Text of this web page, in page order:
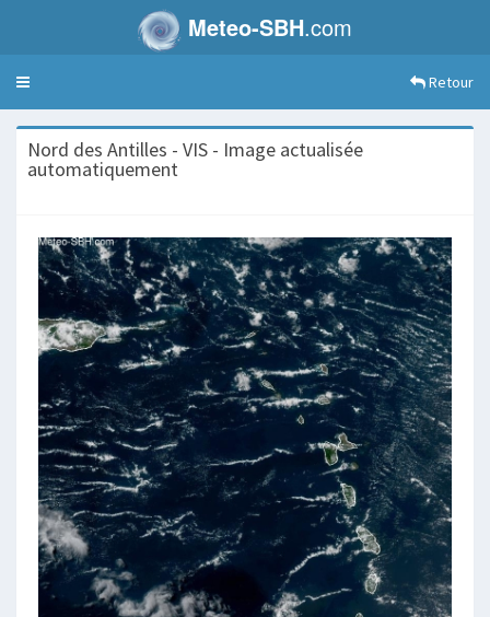
Meteo-SBH.com
Toggle
Retour
Nord des Antilles - VIS - Image actualisée
automatiquement